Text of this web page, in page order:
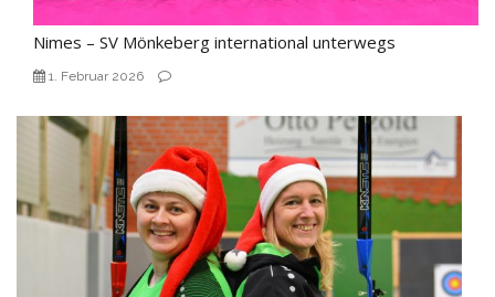
Nimes – SV Mönkeberg international unterwegs
1. Februar 2026